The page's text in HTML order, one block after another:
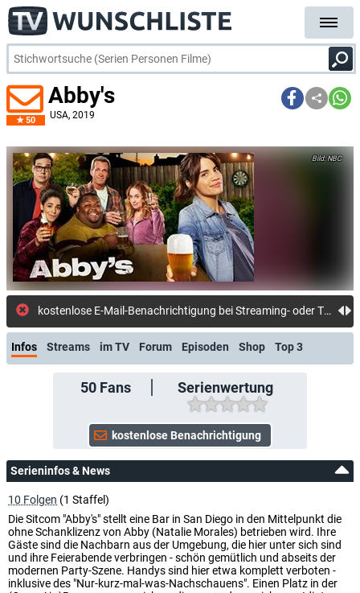
50
Abby's
USA, 2019
NBC
kostenlose E-Mail-Benachrichtigung bei Streaming- oder TV-Start
Infos Streams im TV Forum Episoden Shop Top 3
50Fans Serienwertung
Serieninfos & News
10 Folgen (1 Staffel)
Die Sitcom "Abby's" stellt eine Bar in San Diego in den Mittelpunkt die
ohne Schanklizenz von Abby (Natalie Morales) betrieben wird. Ihre
Gäste sind die Nachbarn aus der Umgebung, die hier unter sich sind
und ihre Feierabende verbringen - schön gemütlich und abseits der
modernen Party-Szene. Handys sind hier etwa komplett verboten -
inklusive des "Nur-kurz-mal-was-Nachschauens". Einen Platz in der